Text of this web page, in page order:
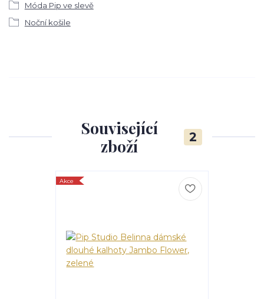
Móda Pip ve slevě
Noční košile
Související
zboží
2
Akce